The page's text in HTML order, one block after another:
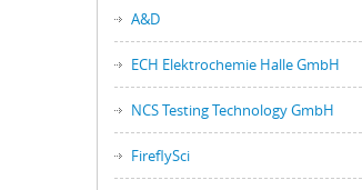
A&D
ECH Elektrochemie Halle GmbH
NCS Testing Technology GmbH
FireflySci